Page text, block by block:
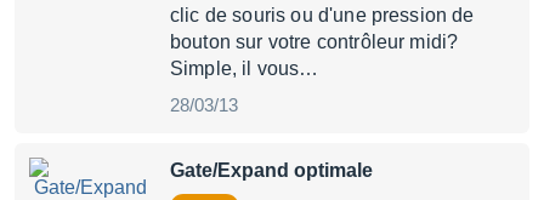
clic de souris ou d'une pression de
bouton sur votre contrôleur midi?
Simple, il vous…
28/03/13
Gate/Expand optimale